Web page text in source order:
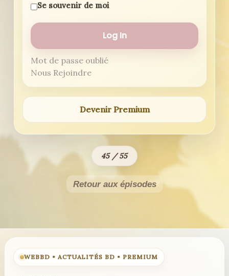
Se souvenir de moi
Mot de passe oublié
Nous Rejoindre
Devenir Premium
45 / 55
Retour aux épisodes
WEBBD • ACTUALITÉS BD • PREMIUM